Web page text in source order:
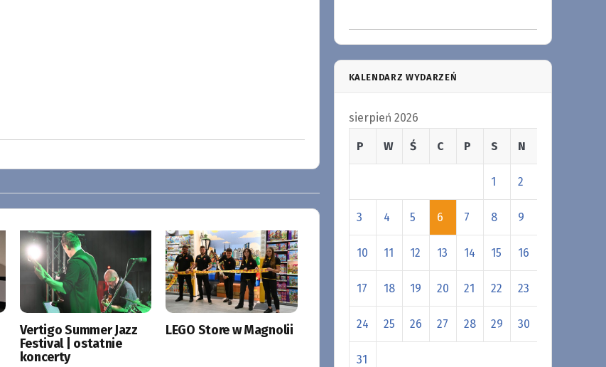
Vertigo Summer Jazz
Festival | ostatnie
koncerty
LEGO Store w Magnolii
KALENDARZ WYDARZEŃ
sierpień 2026
P W Ś C P S N
1 2
3 4 5 6 7 8 9
10 11 12 13 14 15 16
17 18 19 20 21 22 23
24 25 26 27 28 29 30
31